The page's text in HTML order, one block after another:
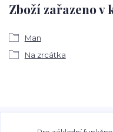
Zboží zařazeno
Man
Na zrcátka
obsah zveřejněný na